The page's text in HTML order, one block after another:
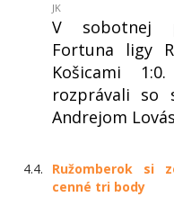
JK
V sobotnej
Fortuna ligy
Košicami
rozprávali so
Andrejom
4.4.
Ružomberok si
cenné tri body